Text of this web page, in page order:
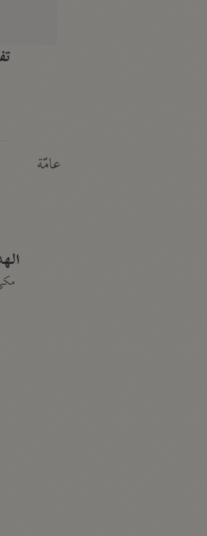
عامّة